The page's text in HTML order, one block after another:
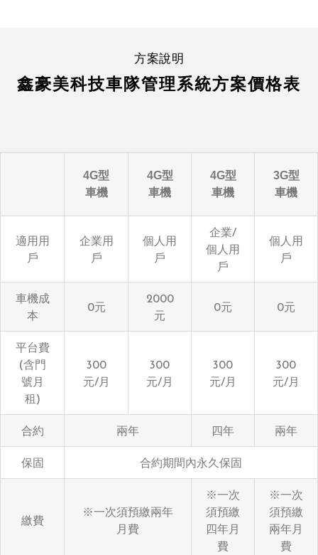
方案說明
鑫豪美科技車隊管理系統方案價格表
4G型
車機
4G型
車機
4G型
車機
3G型
車機
適用用
戶
企業用
戶
個人用
戶
企業/
個人用
戶
個人用
戶
車機成
本
0元
2000
元
0元 0元
平台費
(含門
號月
租)
300
元/月
300
元/月
300
元/月
300
元/月
合約 兩年 四年
兩年
保固
合約期間內永久保固
繳費
※一次須預繳兩年
月費
※一次
須預繳
四年月
費
※一次
須預繳
兩年月
費